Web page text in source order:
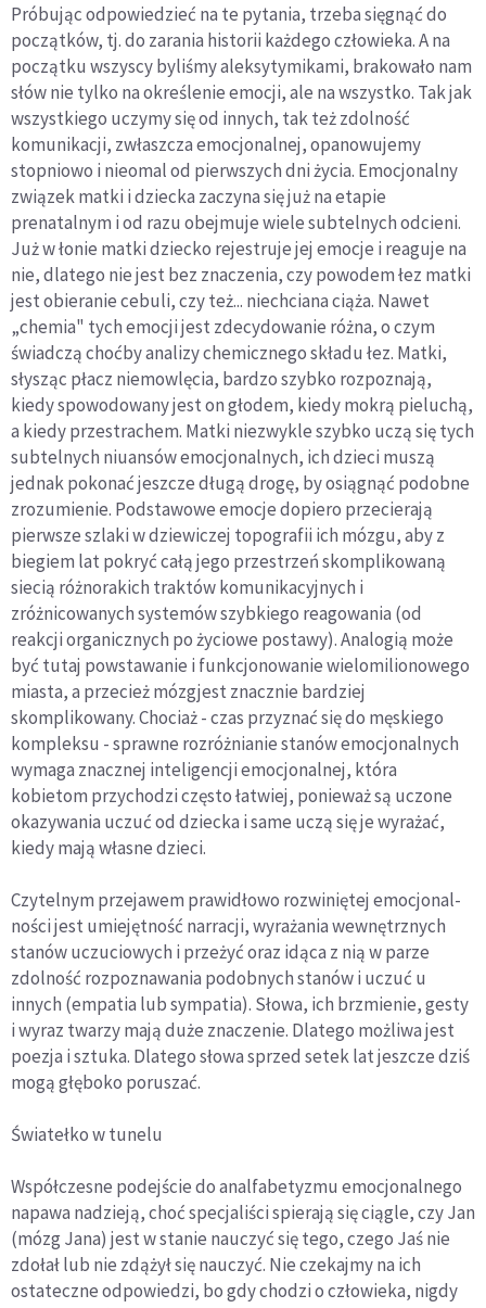
Próbując odpowiedzieć na te pytania, trzeba sięgnąć do
początków, tj. do zarania historii każdego człowieka. A na
początku wszyscy byliśmy aleksytymikami, brakowało nam
słów nie tylko na określenie emocji, ale na wszystko. Tak jak
wszystkiego uczymy się od innych, tak też zdolność
komunikacji, zwłaszcza emocjonalnej, opanowujemy
stopniowo i nieomal od pierwszych dni życia. Emocjonalny
związek matki i dziecka zaczyna się już na etapie
prenatalnym i od razu obejmuje wiele subtelnych odcieni.
Już w łonie matki dziecko rejestruje jej emocje i reaguje na
nie, dlatego nie jest bez znaczenia, czy powodem łez matki
jest obieranie cebuli, czy też... niechciana ciąża. Nawet
„chemia" tych emocji jest zdecydowanie różna, o czym
świadczą choćby analizy chemicznego składu łez. Matki,
słysząc płacz niemowlęcia, bardzo szybko rozpoznają,
kiedy spowodowany jest on głodem, kiedy mokrą pieluchą,
a kiedy przestrachem. Matki niezwykle szybko uczą się tych
subtelnych niuansów emocjonalnych, ich dzieci muszą
jednak pokonać jeszcze długą drogę, by osiągnąć podobne
zrozumienie. Podstawowe emocje dopiero przecierają
pierwsze szlaki w dziewiczej topografii ich mózgu, aby z
biegiem lat pokryć całą jego przestrzeń skomplikowaną
siecią różnorakich traktów komunikacyjnych i
zróżnicowanych systemów szybkiego reagowania (od
reakcji organicznych po życiowe postawy). Analogią może
być tutaj powstawanie i funkcjonowanie wielomilionowego
miasta, a przecież mózgjest znacznie bardziej
skomplikowany. Chociaż - czas przyznać się do męskiego
kompleksu - sprawne rozróżnianie stanów emocjonalnych
wymaga znacznej inteligencji emocjonalnej, która
kobietom przychodzi często łatwiej, ponieważ są uczone
okazywania uczuć od dziecka i same uczą się je wyrażać,
kiedy mają własne dzieci.
Czytelnym przejawem prawidłowo rozwiniętej emocjonal-
ności jest umiejętność narracji, wyrażania wewnętrznych
stanów uczuciowych i przeżyć oraz idąca z nią w parze
zdolność rozpoznawania podobnych stanów i uczuć u
innych (empatia lub sympatia). Słowa, ich brzmienie, gesty
i wyraz twarzy mają duże znaczenie. Dlatego możliwa jest
poezja i sztuka. Dlatego słowa sprzed setek lat jeszcze dziś
mogą głęboko poruszać.
Światełkow tunelu
Współczesne podejście do analfabetyzmu emocjonalnego
napawa nadzieją, choć specjaliści spierają się ciągle, czy Jan
(mózg Jana) jest w stanie nauczyć się tego, czego Jaś nie
zdołał lub nie zdążył się nauczyć. Nie czekajmy na ich
ostateczne odpowiedzi, bo gdy chodzi o człowieka, nigdy